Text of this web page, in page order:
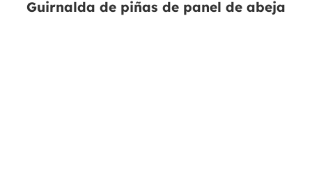
Guirnalda de piñas de panel de abeja